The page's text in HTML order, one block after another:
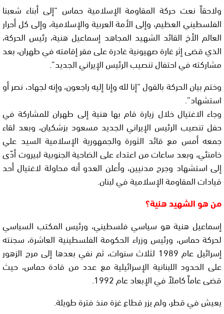
ولاحقاً نعت حركة المقاومة الإسلامية حماس “إلى أبناء شعبنا
الفلسطيني العظيم، وإلى الأمة العربية والإسلامية، وإلى كل أحرار
العالم الأخ القائد الشهيد المجاهد إسماعيل هنية، رئيس الحركة،
الذي قضى إثر غارة صهيونية غادرة على مقر إقامته في طهران، بعد
مشاركته في احتفال تنصيب الرئيس الإيراني الجديد”.
وختم بيان الحركة بالقول “إنا لله وإنا إليه راجعون، وإنه لجهاد، نصر أو
استشهاد”.
وجاء الاغتيال خلال زيارة قام بها هنية إلى طهران للمشاركة في
حفل تنصيب الرئيس الإيراني الجديد مسعود بزشكيان، وبعد لقاء
جمعه أمس مع قائد الثورة والجمهورية الإسلامية السيد علي
خامنئي، وبعد ساعات من اعتداء على الضاحية الجنوبية لبيروت أدّى
إلى استشهاد وجرح مدنيين، وأعلن العدو أنه محاولة لاغتيال أحد
قيادات المقاومة الإسلامية في لبنان.
من هو الشهيد هنية؟
إسماعيل هنية هو سياسي فلسطيني، ورئيس المكتب السياسي
لحركة حماس، ورئيس وزراء الحكومة الفلسطينية العاشرة، سجنته
إسرائيل عام 1989 لثلاث سنوات، ثم نفي بعدها إلى مرج الزهور
على الحدود اللبنانية الإسرائيلية مع عدد من قادة حماس، حيث
قضى عاماً كاملاً في الإبعاد عام 1992.
يعيش في قطر، ولم يزر قطاع غزة منذ فترة طويلة.